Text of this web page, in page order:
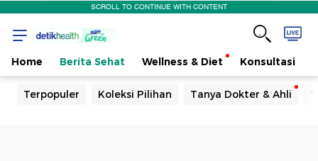
SCROLL TO CONTINUE WITH CONTENT
Home Berita Sehat Wellness & Diet Konsultasi
Terpopuler Koleksi Pilihan Tanya Dokter & Ahli